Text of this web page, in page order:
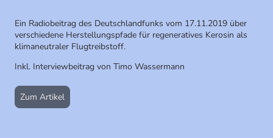
Ein Radiobeitrag des Deutschlandfunks vom 17.11.2019 über
verschiedene Herstellungspfade für regeneratives Kerosin als
klimaneutraler Flugtreibstoff.
Inkl. Interviewbeitrag von Timo Wassermann
Zum Artikel